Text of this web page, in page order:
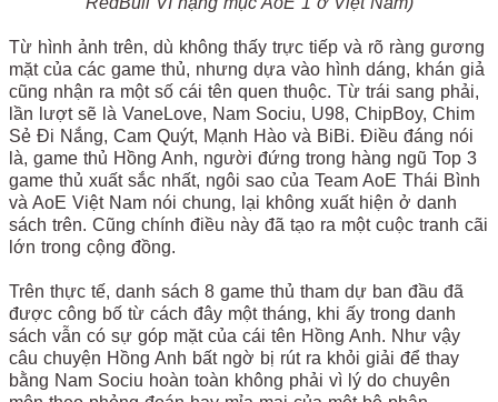
Từ hình ảnh trên, dù không thấy trực tiếp và rõ ràng gương
mặt của các game thủ, nhưng dựa vào hình dáng, khán giả
cũng nhận ra một số cái tên quen thuộc. Từ trái sang phải,
lần lượt sẽ là VaneLove, Nam Sociu, U98, ChipBoy, Chim
Sẻ Đi Nắng, Cam Quýt, Mạnh Hào và BiBi. Điều đáng nói
là, game thủ Hồng Anh, người đứng trong hàng ngũ Top 3
game thủ xuất sắc nhất, ngôi sao của Team AoE Thái Bình
và AoE Việt Nam nói chung, lại không xuất hiện ở danh
sách trên. Cũng chính điều này đã tạo ra một cuộc tranh cãi
lớn trong cộng đồng.
Trên thực tế, danh sách 8 game thủ tham dự ban đầu đã
được công bố từ cách đây một tháng, khi ấy trong danh
sách vẫn có sự góp mặt của cái tên Hồng Anh. Như vậy
câu chuyện Hồng Anh bất ngờ bị rút ra khỏi giải để thay
bằng Nam Sociu hoàn toàn không phải vì lý do chuyên